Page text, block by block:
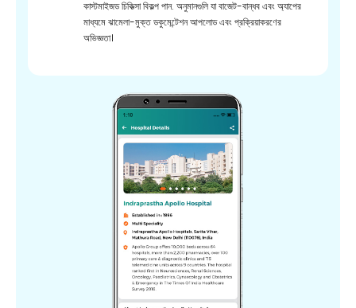
কাস্টমাইজড চিকিত্সা বিকল্প পান. অনুমানগুলি যা বাজেট-বান্ধব এবং অ্যাপের
মাধ্যমে ঝামেলা-মুক্ত ডকুমেন্টেশন আপলোড এবং প্রক্রিয়াকরণের
অভিজ্ঞতা।